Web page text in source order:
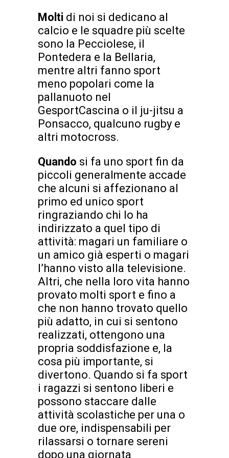
Molti di noi si dedicano al
calcio e le squadre più scelte
sono la Pecciolese, il
Pontedera e la Bellaria,
mentre altri fanno sport
meno popolari come la
pallanuoto nel
GesportCascina o il ju-jitsu a
Ponsacco, qualcuno rugby e
altri motocross.
Quando si fa uno sport fin da
piccoli generalmente accade
che alcuni si affezionano al
primo ed unico sport
ringraziando chi lo ha
indirizzato a quel tipo di
attività: magari un familiare o
un amico già esperti o magari
l’hanno visto alla televisione.
Altri, che nella loro vita hanno
provato molti sport e fino a
che non hanno trovato quello
più adatto, in cui si sentono
realizzati, ottengono una
propria soddisfazione e, la
cosa più importante, si
divertono. Quando si fa sport
i ragazzi si sentono liberi e
possono staccare dalle
attività scolastiche per una o
due ore, indispensabili per
rilassarsi o tornare sereni
dopo una giornata